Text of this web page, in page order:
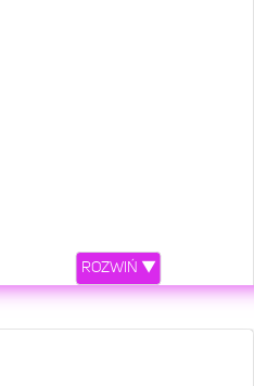
albumie i to w jego
Sprawdźcie na @cgm.pl
szoku...🤯🔮♥️ #colores #rojo
ROZWIŃ ▼